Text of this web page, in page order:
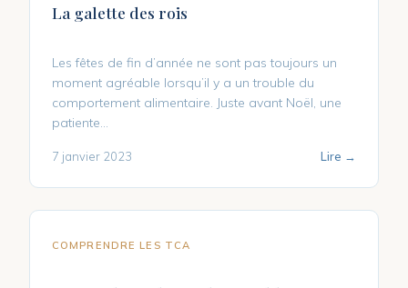
La galette des rois
Les fêtes de fin d’année ne sont pas toujours un
moment agréable lorsqu’il y a un trouble du
comportement alimentaire. Juste avant Noël, une
patiente...
7 janvier 2023 Lire →
COMPRENDRE LES TCA